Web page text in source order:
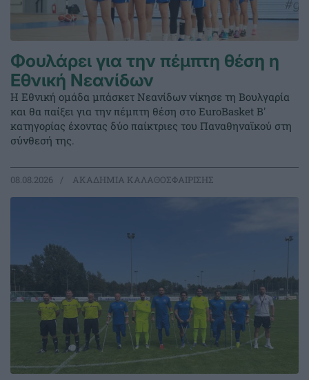
Φουλάρει για την πέμπτη θέση η
Εθνική Νεανίδων
Η Εθνική ομάδα μπάσκετ Νεανίδων νίκησε τη Βουλγαρία
και θα παίξει για την πέμπτη θέση στο EuroBasket Β'
κατηγορίας έχοντας δύο παίκτριες του Παναθηναϊκού στη
σύνθεσή της.
08.08.2026 ΑΚΑΔΗΜΙΑ ΚΑΛΑΘΟΣΦΑΙΡΙΣΗΣ